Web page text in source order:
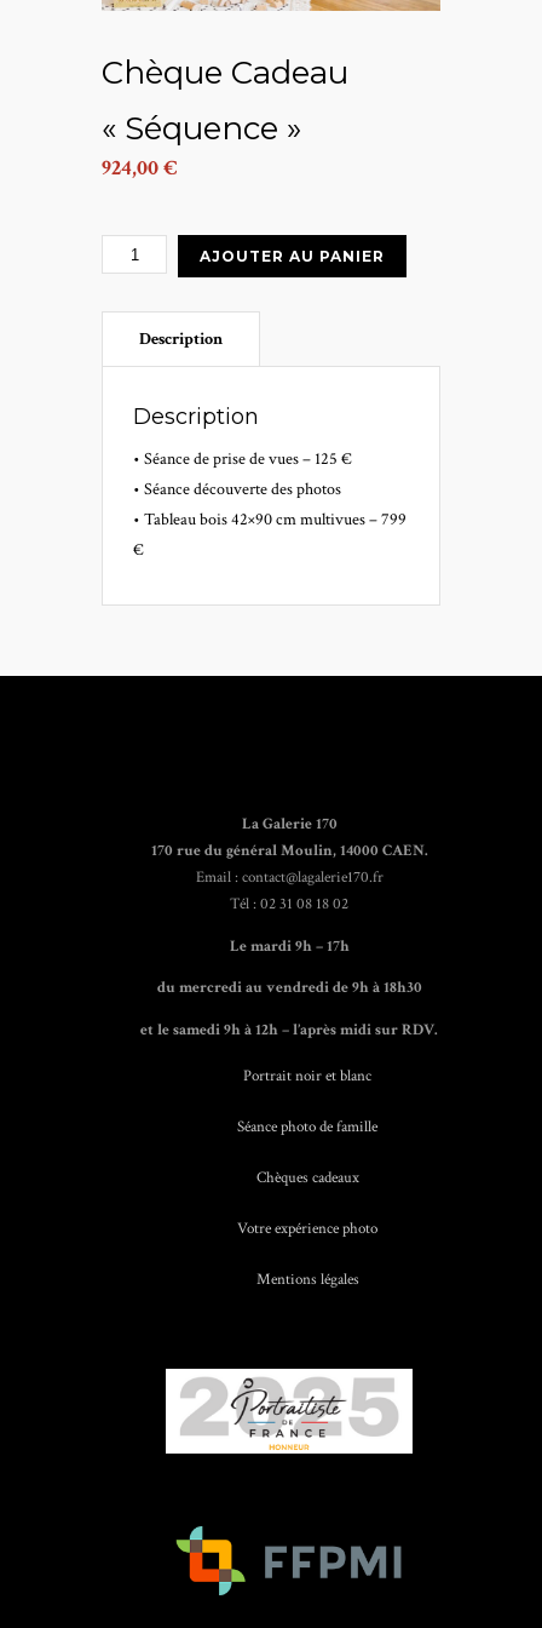
Chèque Cadeau
« Séquence »
924,00€
quantité
de
Chèque
Cadeau
"Séquence"
AJOUTER AU PANIER
Description
Description
• Séance de prise de vues – 125 €
• Séance découverte des photos
• Tableau bois 42×90 cm multivues – 799
€
La Galerie 170
170 rue du général Moulin, 14000 CAEN.
Email : contact@lagalerie170.fr
Tél : 02 31 08 18 02
Le mardi 9h – 17h
du mercredi au vendredi de 9h à 18h30
et le samedi 9h à 12h – l’après midi sur RDV.
Portrait noir et blanc
Séance photo de famille
Chèques cadeaux
Votre expérience photo
Mentions légales